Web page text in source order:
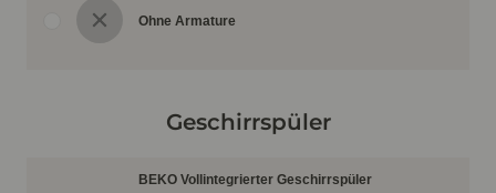
Ohne Armature
Geschirrspüler
BEKO Vollintegrierter Geschirrspüler